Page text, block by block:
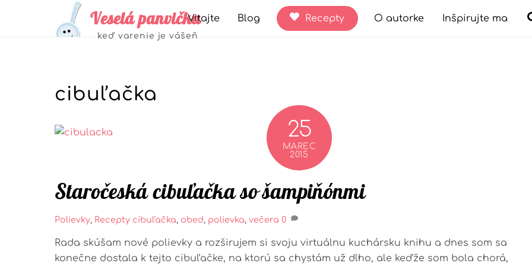
Veselá panvička
keď varenie je vášeň
Vitajte Blog Recepty O autorke Inšpirujte ma
cibuľačka
25
MAREC
2015
Staročeská cibuľačka so šampiňónmi
Polievky, Recepty cibuľačka, obed, polievka, večera 0
Rada skúšam nové polievky a rozširujem si svoju virtuálnu kuchársku knihu a dnes som sa
konečne dostala k tejto cibuľačke, na ktorú sa chystám už dlho, ale keďže som bola chorá,